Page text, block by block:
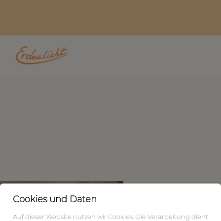
Cookies und Daten
Auf dieser Website nutzen wir Cookies. Die Verarbeitung dient